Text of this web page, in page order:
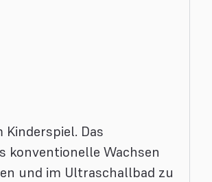
Das
konventionelle Wachsen
und im Ultraschallbad zu